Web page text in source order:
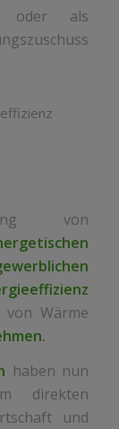
oder als
von
Wärme
haben nun
direkten
und